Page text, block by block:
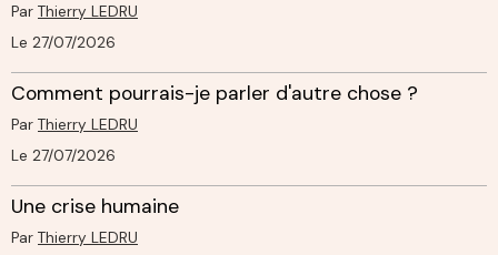
Par Thierry LEDRU
Le 27/07/2026
Comment pourrais-je parler d'autre chose ?
Par Thierry LEDRU
Le 27/07/2026
Une crise humaine
Par Thierry LEDRU